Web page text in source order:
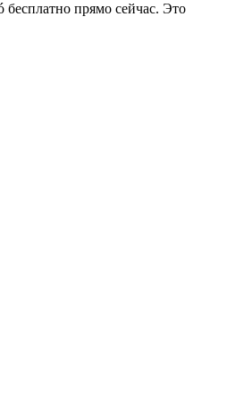
прямо сейчас. Это